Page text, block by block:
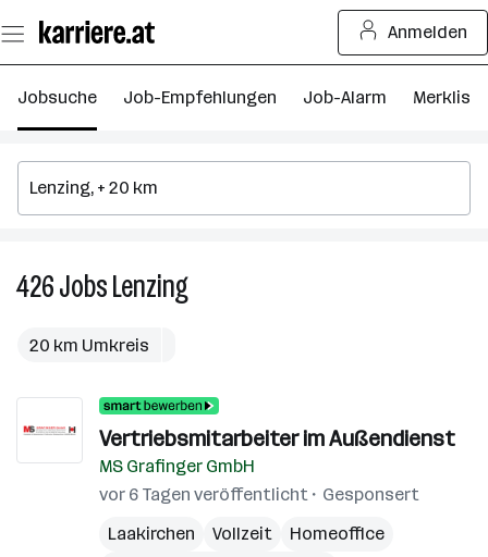
Seiteninhalt
springen
Anmelden
Jobsuche Job-Empfehlungen Job-Alarm Merkliste
426JobsLenzing426
Jobs
20 km Umkreis
Vertriebsmitarbeiter im Außendienst
MS Grafinger GmbH
vor 6 Tagen veröffentlicht
Gesponsert
Laakirchen
Vollzeit
Homeoffice